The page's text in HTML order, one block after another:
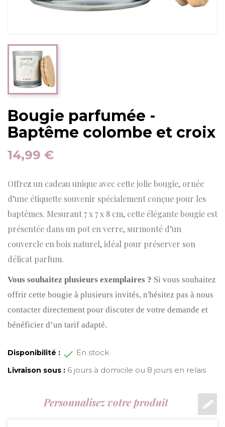
Bougie parfumée -
Baptême colombe et croix
14,99 €
Offrez un cadeau unique avec cette jolie bougie, ornée
d’une étiquette souvenir spécialement conçue pour les
baptêmes. Mesurant 7 x 7 x 8 cm, cette élégante bougie est
présentée dans un pot en verre, surmonté d’un
couvercle en bois naturel, idéal pour préserver son
délicat parfum.
Vous souhaitez plusieurs exemplaires ? Si vous souhaitez
offrir cette bougie à plusieurs invités, n'hésitez pas à nous
contacter directement pour discuter de votre demande et
bénéficier d’un tarif adapté.
Disponibilité : En stock
Livraison sous : 6 jours à domicile ou 8 jours en relais
Personnalisez votre produit